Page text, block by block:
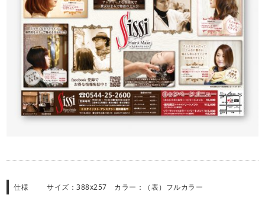
仕様 サイズ：388x257 カラー：（表）フルカラー